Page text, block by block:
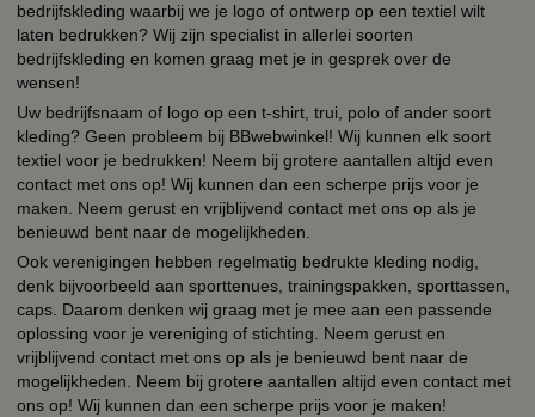
bedrijfskleding waarbij we je logo of ontwerp op een textiel wilt
laten bedrukken? Wij zijn specialist in allerlei soorten
bedrijfskleding en komen graag met je in gesprek over de
wensen!
Uw bedrijfsnaam of logo op een t-shirt, trui, polo of ander soort
kleding? Geen probleem bij BBwebwinkel! Wij kunnen elk soort
textiel voor je bedrukken! Neem bij grotere aantallen altijd even
contact met ons op! Wij kunnen dan een scherpe prijs voor je
maken. Neem gerust en vrijblijvend contact met ons op als je
benieuwd bent naar de mogelijkheden.
Ook verenigingen hebben regelmatig bedrukte kleding nodig,
denk bijvoorbeeld aan sporttenues, trainingspakken, sporttassen,
caps. Daarom denken wij graag met je mee aan een passende
oplossing voor je vereniging of stichting. Neem gerust en
vrijblijvend contact met ons op als je benieuwd bent naar de
mogelijkheden. Neem bij grotere aantallen altijd even contact met
ons op! Wij kunnen dan een scherpe prijs voor je maken!